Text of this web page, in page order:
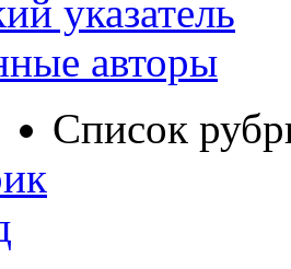
указатель
авторы
Список